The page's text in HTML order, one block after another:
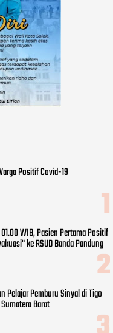
Positif Covid-19
WIB, Pasien Pertama Positif
ke RSUD Banda Pandung
Pelajar Pemburu Sinyal di Tigo
Barat